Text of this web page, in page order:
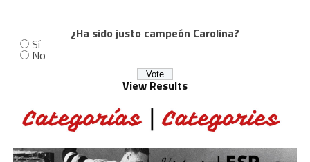
¿Ha sido justo campeón Carolina?
Sí
No
View Results